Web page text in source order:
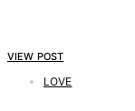
VIEW POST
LOVE